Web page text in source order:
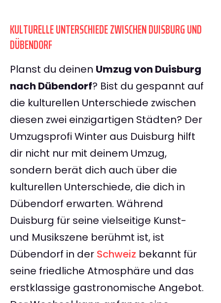
KULTURELLE UNTERSCHIEDE ZWISCHEN DUISBURG UND
DÜBENDORF
Planst du deinen Umzug von Duisburg
nach Dübendorf? Bist du gespannt auf
die kulturellen Unterschiede zwischen
diesen zwei einzigartigen Städten? Der
Umzugsprofi Winter aus Duisburg hilft
dir nicht nur mit deinem Umzug,
sondern berät dich auch über die
kulturellen Unterschiede, die dich in
Dübendorf erwarten. Während
Duisburg für seine vielseitige Kunst-
und Musikszene berühmt ist, ist
Dübendorf in der Schweiz bekannt für
seine friedliche Atmosphäre und das
erstklassige gastronomische Angebot.